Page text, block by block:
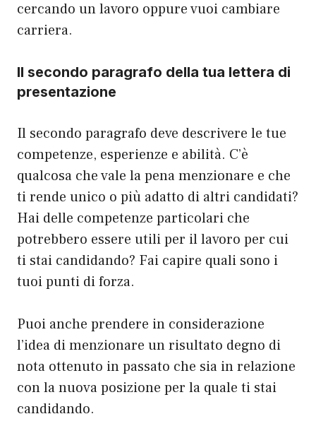
cercando un lavoro oppure vuoi cambiare
carriera.
Il secondo paragrafo della tua lettera di
presentazione
Il secondo paragrafo deve descrivere le tue
competenze, esperienze e abilità. C’è
qualcosa che vale la pena menzionare e che
ti rende unico o più adatto di altri candidati?
Hai delle competenze particolari che
potrebbero essere utili per il lavoro per cui
ti stai candidando? Fai capire quali sono i
tuoi punti di forza.
Puoi anche prendere in considerazione
l’idea di menzionare un risultato degno di
nota ottenuto in passato che sia in relazione
con la nuova posizione per la quale ti stai
candidando.